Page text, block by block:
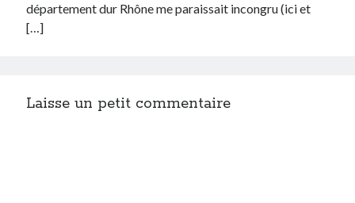
département dur Rhône me paraissait incongru (ici et
[…]
Laisse un petit commentaire